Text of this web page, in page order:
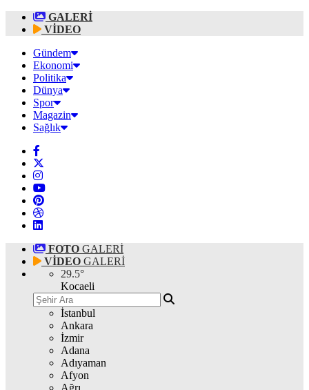
GALERİ
VİDEO
Gündem
Ekonomi
Politika
Dünya
Spor
Magazin
Sağlık
FOTO GALERİ
VİDEO GALERİ
29.5°
Kocaeli
İstanbul
Ankara
İzmir
Adana
Adıyaman
Afyon
Ağrı